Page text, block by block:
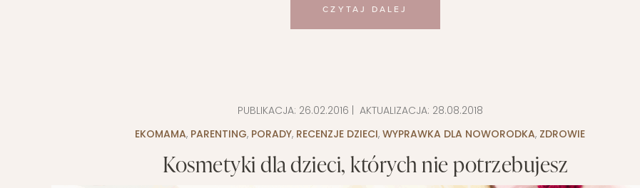
CZYTAJ DALEJ
PUBLIKACJA: 26.02.2016 | AKTUALIZACJA: 28.08.2018
EKOMAMA, PARENTING, PORADY, RECENZJE DZIECI, WYPRAWKA DLA NOWORODKA, ZDROWIE
Kosmetyki dla dzieci, których nie potrzebujesz